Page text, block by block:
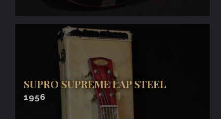
SUPRO SUPREME LAP STEEL
1956